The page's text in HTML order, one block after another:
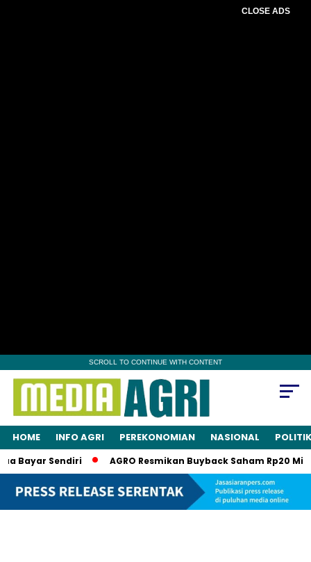
CLOSE ADS
SCROLL TO CONTINUE WITH CONTENT
HOME INFO AGRI PEREKONOMIAN NASIONAL POLITIK
Sendiri AGRO Resmikan Buyback Saham Rp20 Miliar,